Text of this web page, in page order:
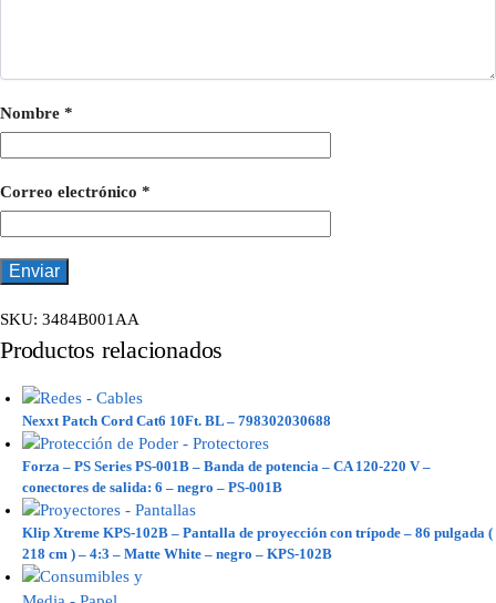
Nombre *
Correo electrónico *
SKU: 3484B001AA
Productos relacionados
Nexxt Patch Cord Cat6 10Ft. BL – 798302030688
Forza – PS Series PS-001B – Banda de potencia – CA 120-220 V –
conectores de salida: 6 – negro – PS-001B
Klip Xtreme KPS-102B – Pantalla de proyección con trípode – 86 pulgada (
218 cm ) – 4:3 – Matte White – negro – KPS-102B